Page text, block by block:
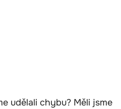
udělali chybu? Měli jsme